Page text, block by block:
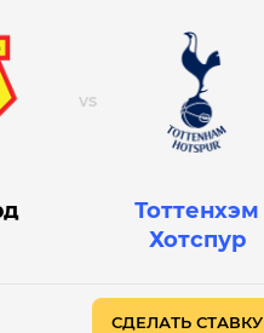
Тоттенхэм
Хотспур
СДЕЛАТЬ СТАВКУ